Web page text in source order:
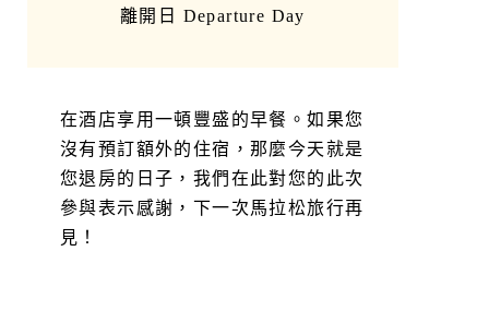
離開日 Departure Day
在酒店享用一頓豐盛的早餐。如果您
沒有預訂額外的住宿，那麼今天就是
您退房的日子，我們在此對您的此次
參與表示感謝，下一次馬拉松旅行再
見！